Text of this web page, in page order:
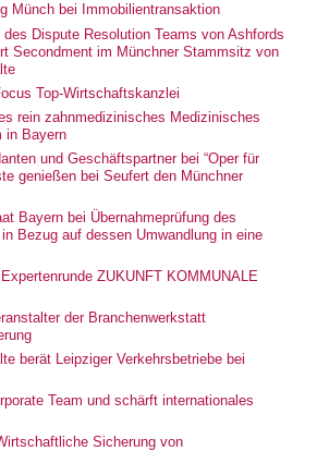
Münch bei Immobilientransaktion
des Dispute Resolution Teams von Ashfords
Secondment im Münchner Stammsitz von
Top-Wirtschaftskanzlei
rein zahnmedizinisches Medizinisches
in Bayern
und Geschäftspartner bei “Oper für
genießen bei Seufert den Münchner
Bayern bei Übernahmeprüfung des
Bezug auf dessen Umwandlung in eine
ZUKUNFT KOMMUNALE
der Branchenwerkstatt
berät Leipziger Verkehrsbetriebe bei
Team und schärft internationales
Sicherung von